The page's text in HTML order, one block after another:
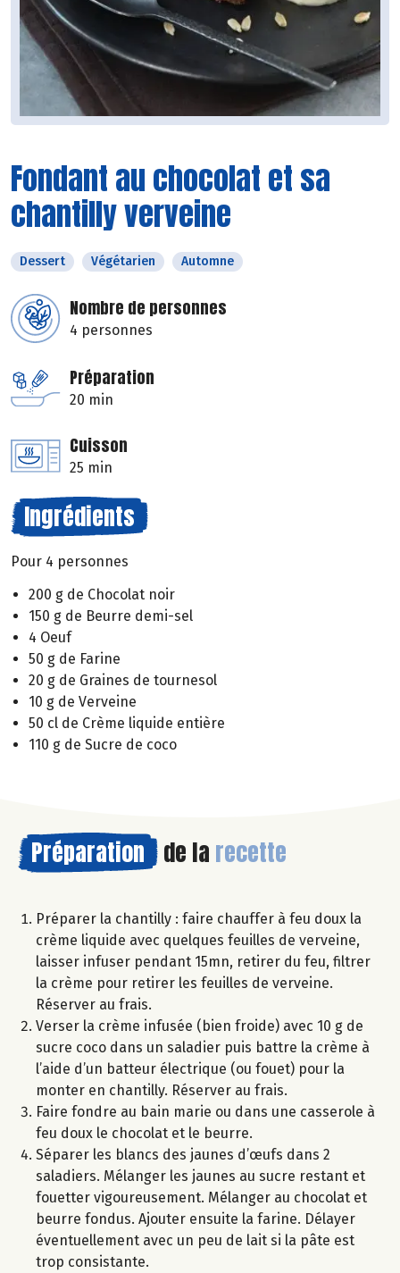
Fondant au chocolat et sa
chantilly verveine
Dessert Végétarien Automne
Nombre de personnes
4 personnes
Préparation
20 min
Cuisson
25 min
Ingrédients
Pour 4 personnes
200 g de Chocolat noir
150 g de Beurre demi-sel
4 Oeuf
50 g de Farine
20 g de Graines de tournesol
10 g de Verveine
50 cl de Crème liquide entière
110 g de Sucre de coco
Préparation de la recette
Préparer la chantilly : faire chauffer à feu doux la
crème liquide avec quelques feuilles de verveine,
laisser infuser pendant 15mn, retirer du feu, filtrer
la crème pour retirer les feuilles de verveine.
Réserver au frais.
Verser la crème infusée (bien froide) avec 10 g de
sucre coco dans un saladier puis battre la crème à
l’aide d’un batteur électrique (ou fouet) pour la
monter en chantilly. Réserver au frais.
Faire fondre au bain marie ou dans une casserole à
feu doux le chocolat et le beurre.
Séparer les blancs des jaunes d’œufs dans 2
saladiers. Mélanger les jaunes au sucre restant et
fouetter vigoureusement. Mélanger au chocolat et
beurre fondus. Ajouter ensuite la farine. Délayer
éventuellement avec un peu de lait si la pâte est
trop consistante.